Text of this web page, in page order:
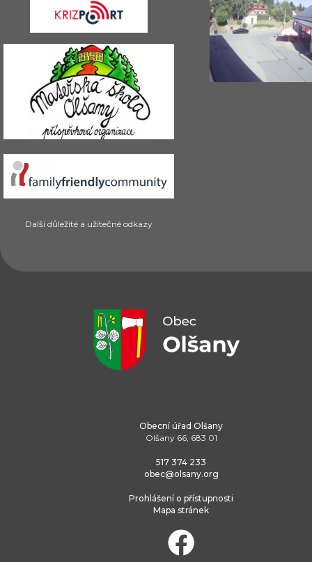
Další důležité a užitečné odkazy
Obecní úřad Olšany
Olšany 66, 683 01
517 374 233
obec@olsany.org
Prohlášení o přístupnosti
Mapa stránek